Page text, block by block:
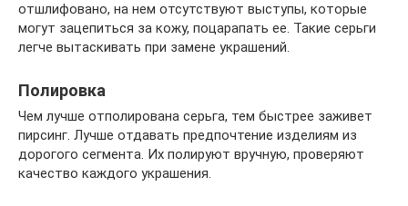
отшлифовано, на нем отсутствуют выступы, которые
могут зацепиться за кожу, поцарапать ее. Такие серьги
легче вытаскивать при замене украшений.
Полировка
Чем лучше отполирована серьга, тем быстрее заживет
пирсинг. Лучше отдавать предпочтение изделиям из
дорогого сегмента. Их полируют вручную, проверяют
качество каждого украшения.